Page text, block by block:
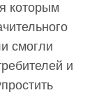
которым
смогли
и